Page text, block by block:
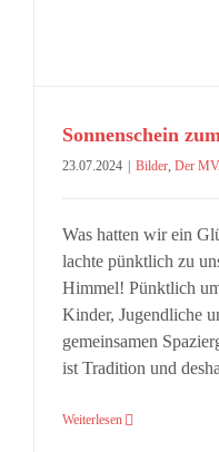
Sonnenschein
23.07.2024 | Bilder Der
Was hatten wir ein
lachte pünktlich zu
Himmel! Pünktlich
Kinder, Jugendliche
gemeinsamen
ist Tradition und
Weiterlesen